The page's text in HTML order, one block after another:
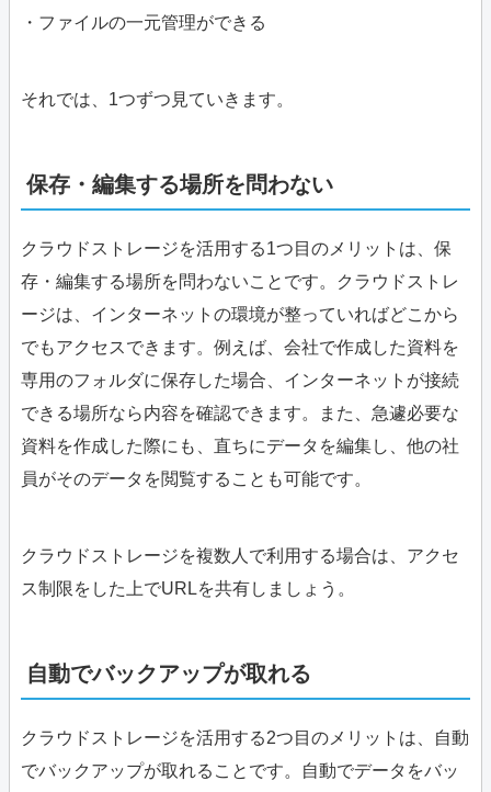
・ファイルの一元管理ができる
それでは、1つずつ見ていきます。
保存・編集する場所を問わない
クラウドストレージを活用する1つ目のメリットは、保
存・編集する場所を問わないことです。クラウドストレ
ージは、インターネットの環境が整っていればどこから
でもアクセスできます。例えば、会社で作成した資料を
専用のフォルダに保存した場合、インターネットが接続
できる場所なら内容を確認できます。また、急遽必要な
資料を作成した際にも、直ちにデータを編集し、他の社
員がそのデータを閲覧することも可能です。
クラウドストレージを複数人で利用する場合は、アクセ
ス制限をした上でURLを共有しましょう。
自動でバックアップが取れる
クラウドストレージを活用する2つ目のメリットは、自動
でバックアップが取れることです。自動でデータをバッ